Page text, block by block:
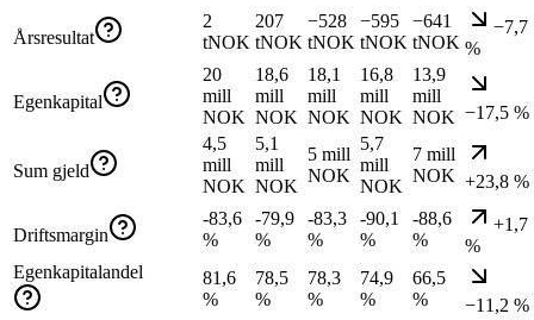
Årsresultat
2
tNOK
207
tNOK
−528
tNOK
−595
tNOK
−641
tNOK
−7,7
%
Egenkapital
20
mill
NOK
18,6
mill
NOK
18,1
mill
NOK
16,8
mill
NOK
13,9
mill
NOK −17,5 %
Sum gjeld
4,5
mill
NOK
5,1
mill
NOK
5 mill
NOK
5,7
mill
NOK
7 mill
NOK +23,8 %
Driftsmargin
-83,6
%
-79,9
%
-83,3
%
-90,1
%
-88,6
%
+1,7
%
Egenkapitalandel
81,6
%
78,5
%
78,3
%
74,9
%
66,5
%
−11,2 %